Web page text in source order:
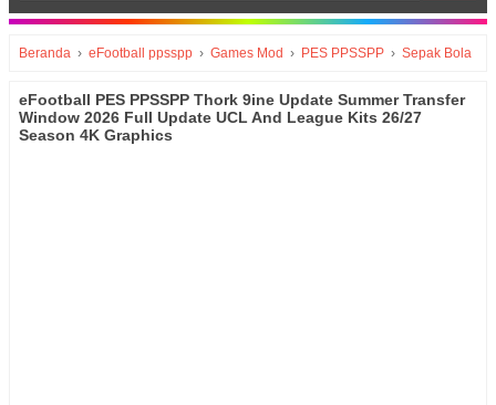
Beranda › eFootball ppsspp › Games Mod › PES PPSSPP › Sepak Bola
eFootball PES PPSSPP Thork 9ine Update Summer Transfer
Window 2026 Full Update UCL And League Kits 26/27
Season 4K Graphics